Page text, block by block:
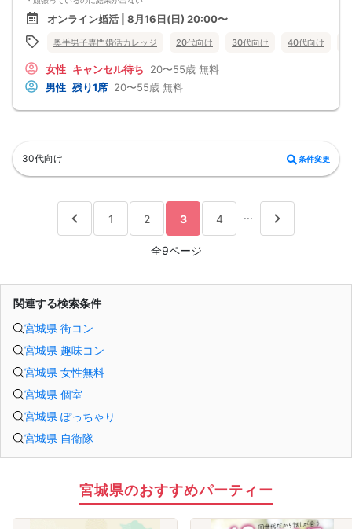
・何が原因なのか分からない
・このまま続けても彼女ができる気がしない
これまで500名以上の
奥手男子の恋愛・婚活相談に乗ってきて、
それは、
多くの奥手男子は、努力不足ではなく、
努力の方向性がズレているということです。
みなさん本当に努力しています。
でも、その努力が本命女性との交際につながらず、
「このまま恋愛・婚活を続けても、
そんな不安を抱えている奥手男子が本当に多いです。
やみくもに頑張るだけでは、
本命女性との交際には
お金も時間も失ってしまいます。
彼女ができない本当の原因を
しかし、この内容は文章だけでは伝えきれません。
・彼女ができない本当の原因
・本命女性に選ばれる
奥手男子専用32の極意の全体像
をお伝えします！
今年こそは彼女できて
一緒に美味しいものを食べに行ったり、
映画に行ったり、旅行に行けるように、
ぜひこの先を読み進めてみてください👇
その人のために必ず実施します
ビデオオフでも参加OKにしているので
安心してください
オンライン婚活 | 8月16日(日) 20:00〜
奥手男子専門婚活カレッジ 20代向け 30代向け 40代向け
女性 キャンセル待ち 20〜55歳 無料
男性 残り1席 20〜55歳 無料
30代向け 条件変更
1 2 3 4 ...
全9ページ
関連する検索条件
宮城県 街コン
宮城県 趣味コン
宮城県 女性無料
宮城県 個室
宮城県 ぽっちゃり
宮城県 自衛隊
宮城県のおすすめパーティー